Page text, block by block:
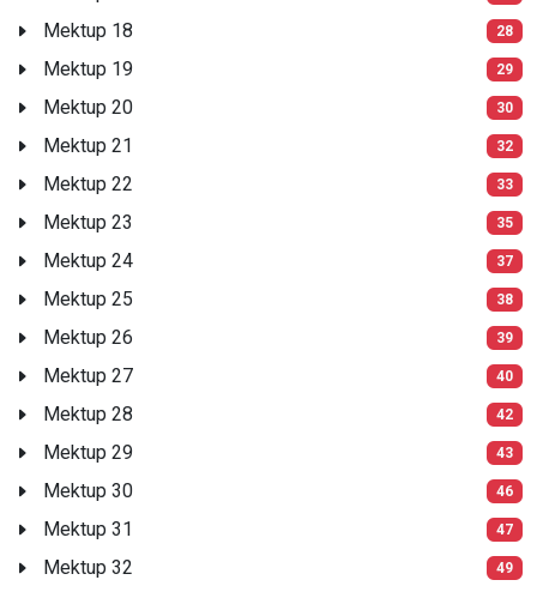
Mektup 18 28
Mektup 19 29
Mektup 20 30
Mektup 21 32
Mektup 22 33
Mektup 23 35
Mektup 24 37
Mektup 25 38
Mektup 26 39
Mektup 27 40
Mektup 28 42
Mektup 29 43
Mektup 30 46
Mektup 31 47
Mektup 32 49